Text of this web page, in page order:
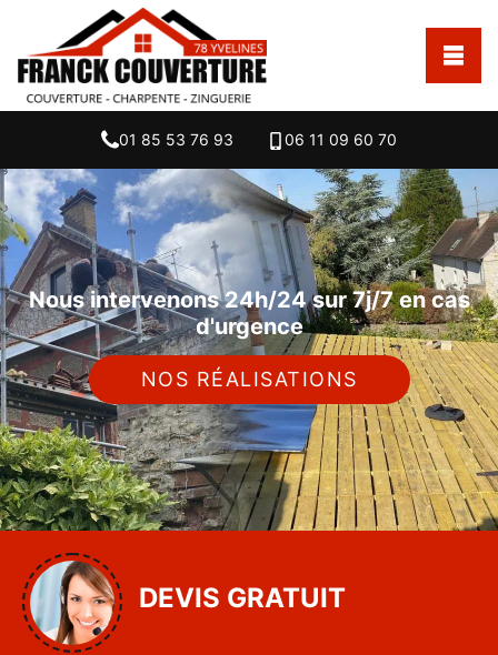
01 85 53 76 93 06 11 09 60 70
Nous intervenons 24h/24 sur 7j/7 en cas
d'urgence
NOS RÉALISATIONS
DEVIS GRATUIT